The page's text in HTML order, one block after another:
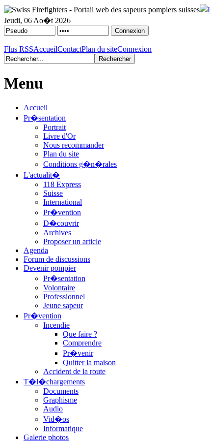
Jeudi, 06 Ao�t 2026
Flus RSSAccueilContactPlan du siteConnexion
Menu
Accueil
Pr�sentation
Portrait
Livre d'Or
Nous recommander
Plan du site
Conditions g�n�rales
L'actualit�
118 Express
Suisse
International
Pr�vention
D�couvrir
Archives
Proposer un article
Agenda
Forum de discussions
Devenir pompier
Pr�sentation
Volontaire
Professionnel
Jeune sapeur
Pr�vention
Incendie
Que faire ?
Comprendre
Pr�venir
Quitter la maison
Accident de la route
T�l�chargements
Documents
Graphisme
Audio
Vid�os
Informatique
Galerie photos